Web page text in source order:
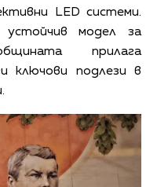
LED системи.
модел за
прилага
ключови подлези в